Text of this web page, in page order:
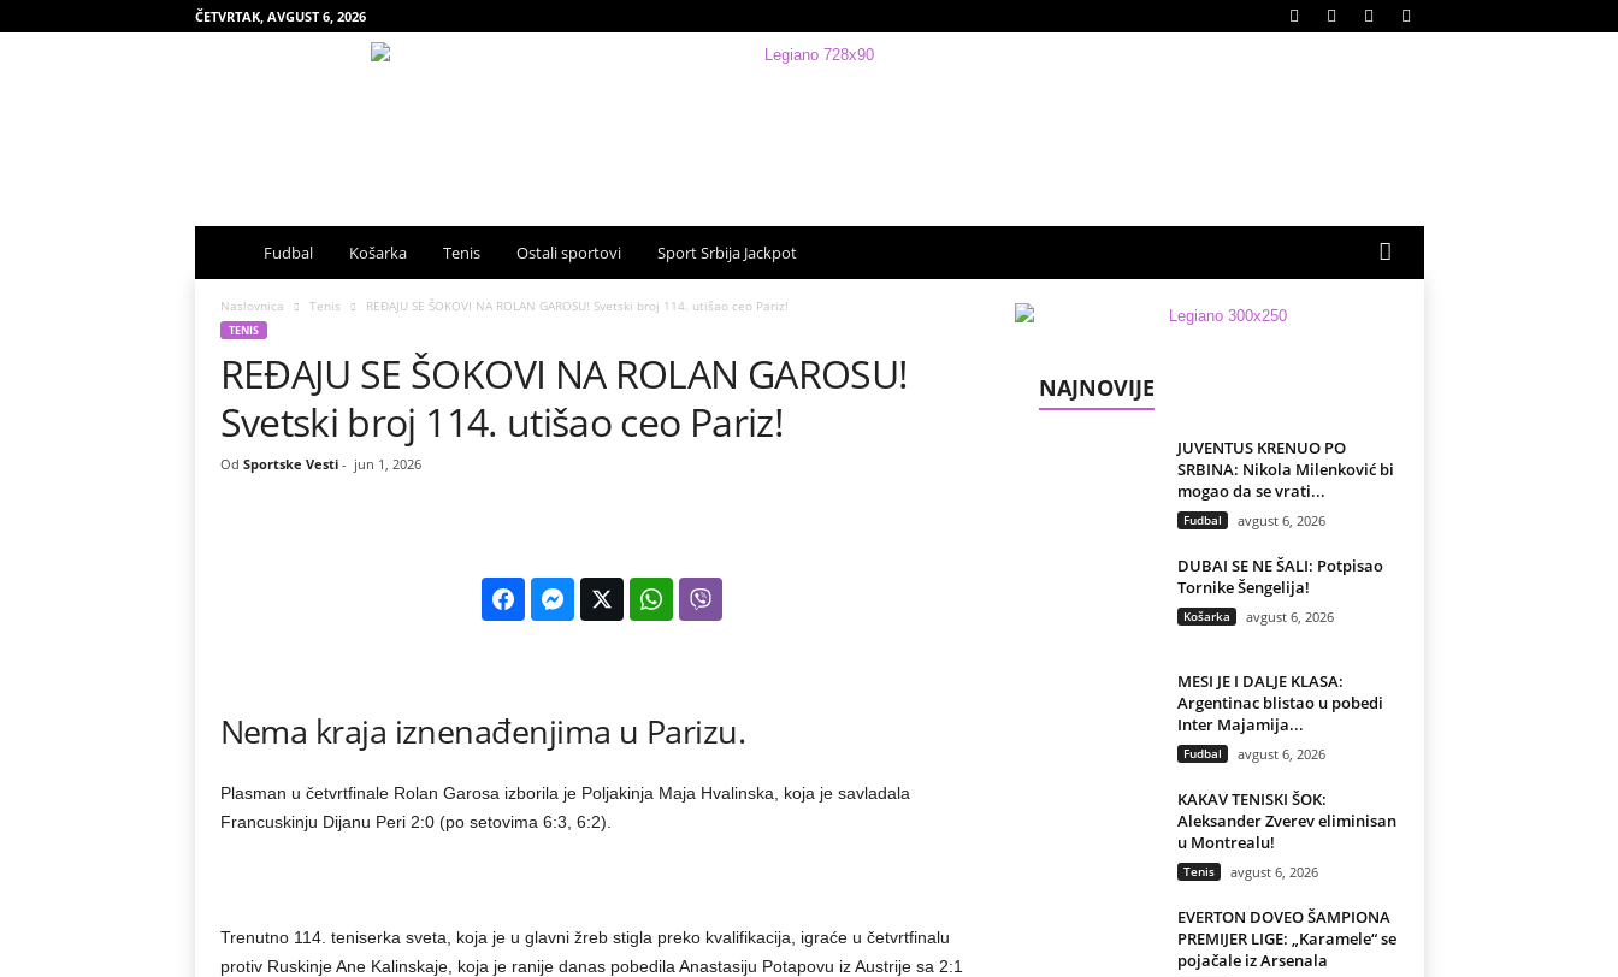
ČETVRTAK, AVGUST 6, 2026
p
o
t
e
t
Fudbal Košarka Tenis Ostali sportovi Sport Srbija Jackpot
Naslovnica Tenis REĐAJU SE ŠOKOVI NA ROLAN GAROSU! Svetski broj 114. utišao ceo Pariz!
TENIS
REĐAJU SE ŠOKOVI NA ROLAN GAROSU!
Svetski broj 114. utišao ceo Pariz!
Od Sportske Vesti- jun 1, 2026
Nema kraja iznenađenjima u Parizu.
Plasman u četvrtfinale Rolan Garosa izborila je Poljakinja Maja Hvalinska, koja je savladala
Francuskinju Dijanu Peri 2:0 (po setovima 6:3, 6:2).
Trenutno 114. teniserka sveta, koja je u glavni žreb stigla preko kvalifikacija, igraće u četvrtfinalu
protiv Ruskinje Ane Kalinskaje, koja je ranije danas pobedila Anastasiju Potapovu iz Austrije sa 2:1
NAJNOVIJE
JUVENTUS KRENUO PO
SRBINA: Nikola Milenković bi
mogao da se vrati...
Fudbal avgust 6, 2026
DUBAI SE NE ŠALI: Potpisao
Tornike Šengelija!
Košarka avgust 6, 2026
MESI JE I DALJE KLASA:
Argentinac blistao u pobedi
Inter Majamija...
Fudbal avgust 6, 2026
KAKAV TENISKI ŠOK:
Aleksander Zverev eliminisan
u Montrealu!
Tenis avgust 6, 2026
EVERTON DOVEO ŠAMPIONA
PREMIJER LIGE: „Karamele“ se
pojačale iz Arsenala